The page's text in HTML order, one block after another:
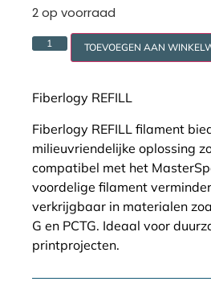
2 op voorraad
TOEVOEGEN AAN
Fiberlogy REFILL
Fiberlogy REFILL filament
milieuvriendelijke oplossing
compatibel met het
voordelige filament
verkrijgbaar in materialen
G en PCTG. Ideaal voor
printprojecten.